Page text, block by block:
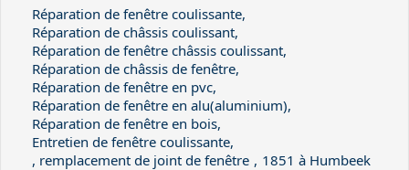
Réparation de fenêtre coulissante,
Réparation de châssis coulissant,
Réparation de fenêtre châssis coulissant,
Réparation de châssis de fenêtre,
Réparation de fenêtre en pvc,
Réparation de fenêtre en alu(aluminium),
Réparation de fenêtre en bois,
Entretien de fenêtre coulissante,
, remplacement de joint de fenêtre , 1851 à Humbeek